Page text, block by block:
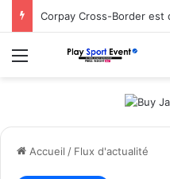
Menu
Accueil / Flux d'actualité